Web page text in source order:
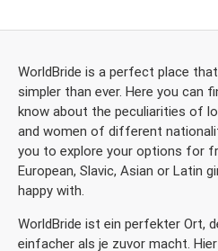
WorldBride is a perfect place
simpler than ever. Here you can
know about the peculiarities of
and women of different
you to explore your options for
European, Slavic, Asian or Latin
happy with.
WorldBride ist ein perfekter Ort,
einfacher als je zuvor macht.